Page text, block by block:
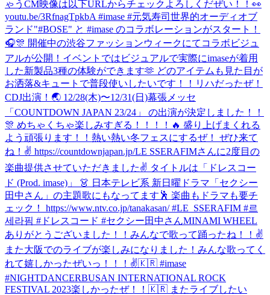
ゃうCM映像は以下URLからチェックよろしくだぜい！！👀
youtu.be/3RfnagTpkbA #imase #元気寿司 世界的オーディオブ
ランド"#BOSE" と #imase のコラボレーションがスタート！
🎧🎊 開催中の渋谷ファッションウィークにてコラボビジュ
アルが公開！イベントではビジュアルで実際にimaseが着用
した新製品3種の体験ができます🫶 どのアイテムも見た目が
お洒落&キュートで普段使いしたいです！！ リハだったぜ！
CDJ出演！🌏 12/28(木)〜12/31(日)幕張メッセ
「COUNTDOWN JAPAN 23/24」 の出演が決定しました！！
🎊 めちゃくちゃ楽しみすぎる！！！！🔥 盛り上げまくれる
よう頑張ります！！熱い熱い冬フェスにするぜ！ ぜひ来て
ね！✌️ https://countdownjapan.jp/LE SSERAFIMさんに2度目の
楽曲提供させていただきました✌️ タイトルは「ドレスコー
ド (Prod. imase)」 👗 日本テレビ系 新日曜ドラマ「セクシー
田中さん」の主題歌にもなってます🕺 楽曲もドラマも要チ
ェック！ https://www.ntv.co.jp/tanakasan/ #LE_SSERAFIM #르
세라핌 #ドレスコード #セクシー田中さんMINAMI WHEEL
ありがとうございました！！みんなで歌って踊ったね！！✌️
また大阪でのライブが楽しみになりました！ みんな歌ってく
れて嬉しかったぜいっ！！！✌️🇰🇷 #imase
#NIGHTDANCERBUSAN INTERNATIONAL ROCK
FESTIVAL 2023楽しかったぜ！！🇰🇷 またライブしたい